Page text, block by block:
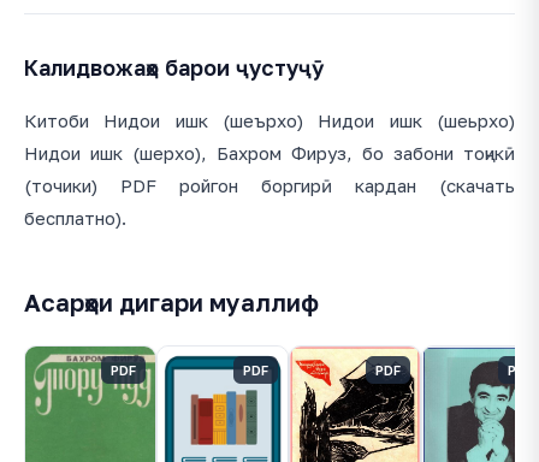
Калидвожаҳо барои ҷустуҷӯ
Китоби Нидои ишк (шеърхо) Нидои ишк (шеьрхо)
Нидои ишк (шерхо), Бахром Фируз, бо забони тоҷикӣ
(точики) PDF ройгон боргирӣ кардан (скачать
бесплатно).
Асарҳои дигари муаллиф
PDF PDF PDF PDF